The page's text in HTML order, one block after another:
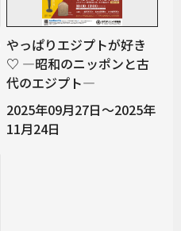
やっぱりエジプトが好き
♡ ―昭和のニッポンと古
代のエジプト―
2025年09月27日～2025年
11月24日